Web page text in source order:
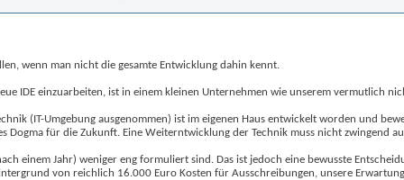
wenn man nicht die gesamte Entwicklung dahin kennt.
IDE einzuarbeiten, ist in einem kleinen Unternehmen wie unserem vermutlich
(IT-Umgebung ausgenommen) ist im eigenen Haus entwickelt worden und
Dogma für die Zukunft. Eine Weiterntwicklung der Technik muss nicht zwingend
einem Jahr) weniger eng formuliert sind. Das ist jedoch eine bewusste
von reichlich 16.000 Euro Kosten für Ausschreibungen, unsere